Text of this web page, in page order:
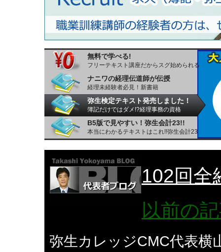
無料で学べる!
フリーテキスト講座だからスグ始められる
ナニワの経理伝道師が伝授
経理未経験者必見！新書籍
弥生検定テキスト発売しました！
簿記だけではダメ!?経理事務の資格
B5版で見やすい！弥生会計23!!
本当にわかるテキストはこれ!!弥生会計23
102回全
以前の
弥生カレッジCMC代表横